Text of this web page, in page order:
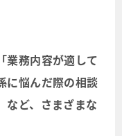
業務内容が適して
に悩んだ際の相談
など、さまざまな